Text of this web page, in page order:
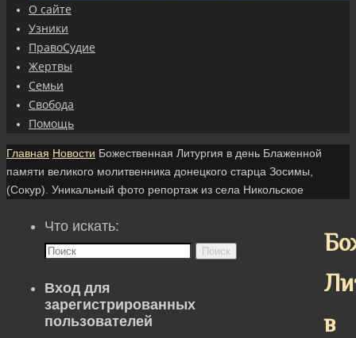
О сайте
Узники
ПравоСудие
Жертвы
Семьи
Свобода
Помощь
Главная Новости Божественная Литургия в день Блаженной
памяти великого молитвенника донецкого старца Зосимы,
(Сокур). Уникальный фото репортаж из села Никольское
в
Что искать:
Поиск
Вход для
зарегистрированных
пользователей